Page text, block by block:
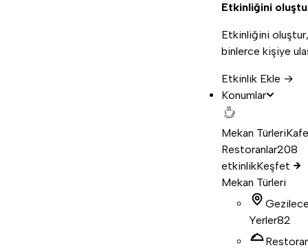
Etkinliğini
Etkinliğini oluştur,
binlerce kişiye
Etkinlik Ekle →
Konumlar
Mekan Türleri
Restoranlar208
etkinlikKeşfet
Mekan Türleri
Yerler82